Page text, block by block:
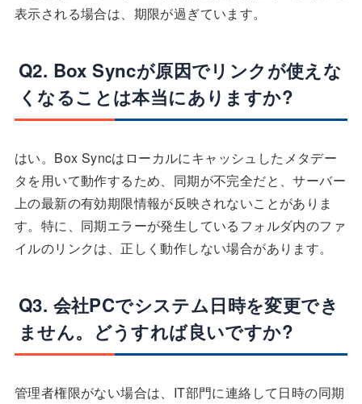
表示される場合は、期限が過ぎています。
Q2. Box Syncが原因でリンクが使えな
くなることは本当にありますか?
はい。Box Syncはローカルにキャッシュしたメタデー
タを用いて動作するため、同期が不完全だと、サーバー
上の最新の有効期限情報が反映されないことがありま
す。特に、同期エラーが発生しているフォルダ内のファ
イルのリンクは、正しく動作しない場合があります。
Q3. 会社PCでシステム日時を変更でき
ません。どうすれば良いですか?
管理者権限がない場合は、IT部門に連絡して日時の同期